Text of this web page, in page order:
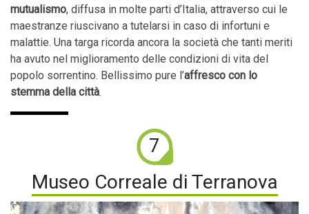
mutualismo, diffusa in molte parti d’Italia, attraverso cui le
maestranze riuscivano a tutelarsi in caso di infortuni e
malattie. Una targa ricorda ancora la società che tanti meriti
ha avuto nel miglioramento delle condizioni di vita del
popolo sorrentino. Bellissimo pure l’affresco con lo
stemma della città.
7
Museo Correale di Terranova